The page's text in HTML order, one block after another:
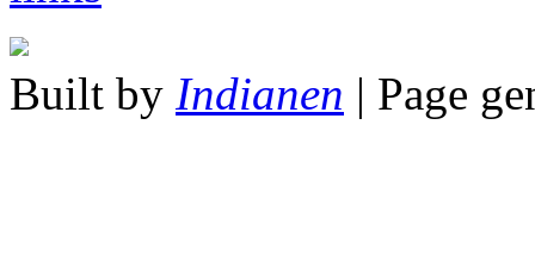
Built by Indianen | Page